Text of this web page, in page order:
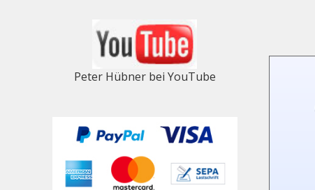
Peter Hübner bei YouTube